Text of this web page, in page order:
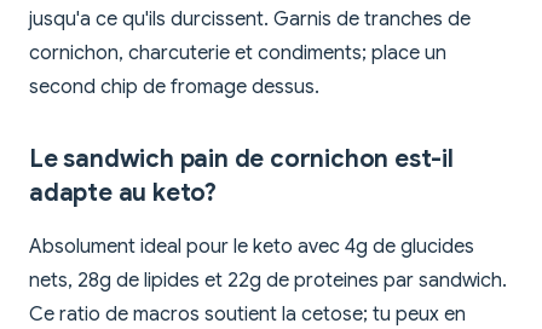
jusqu'a ce qu'ils durcissent. Garnis de tranches de
cornichon, charcuterie et condiments; place un
second chip de fromage dessus.
Le sandwich pain de cornichon est-il
adapte au keto?
Absolument ideal pour le keto avec 4g de glucides
nets, 28g de lipides et 22g de proteines par sandwich.
Ce ratio de macros soutient la cetose; tu peux en